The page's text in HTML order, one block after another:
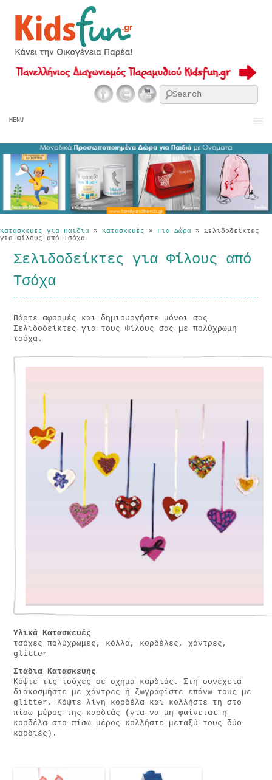
MENU
Κατασκευες για Παιδια » Κατασκευές » Για Δώρα » Σελιδοδείκτες
για Φίλους από Τσόχα
Σελιδοδείκτες για Φίλους από
Τσόχα
Πάρτε αφορμές και δημιουργήστε μόνοι σας
Σελιδοδείκτες για τους Φίλους σας με πολύχρωμη
τσόχα.
Υλικά Κατασκευές
τσόχες πολύχρωμες, κόλλα, κορδέλες, χάντρες,
glitter
Στάδια Κατασκευής
Κόψτε τις τσόχες σε σχήμα καρδιάς. Στη συνέχεια
διακοσμήστε με χάντρες ή ζωγραφίστε επάνω τους με
glitter. Κόψτε λίγη κορδέλα και κολλήστε τη στο
πίσω μέρος της καρδιάς (για να μη φαίνεται η
κορδέλα στο πίσω μέρος κολλήστε μεταξύ τους δύο
καρδιές).